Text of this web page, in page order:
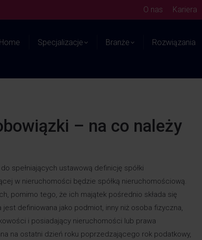
O nas Kariera
Home Specjalizacje Branże Rozwiązania
– na co należy
spełniających ustawową definicję spółki
w nieruchomości będzie spółką nieruchomościową.
pomimo tego, że ich majątek pośrednio składa się
definiowana jako podmiot, inny niż osoba fizyczna,
i posiadający nieruchomości lub prawa
na ostatni dzień roku poprzedzającego rok podatkowy,